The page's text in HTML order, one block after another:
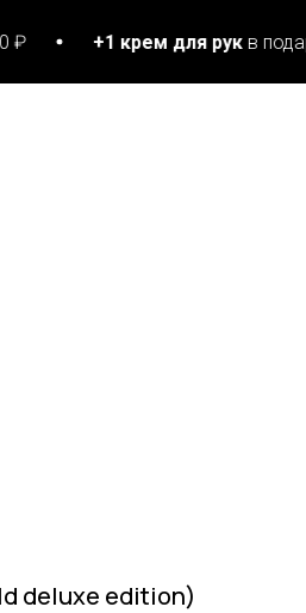
+1 крем для рукв подарок при
deluxe edition)